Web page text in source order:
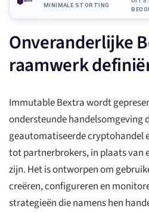
MINIMALE STORTING
Onveranderlijke
raamwerk
Immutable Bextra wordt
ondersteunde handelsomgeving
geautomatiseerde cryptohandel
tot partnerbrokers, in plaats van
zijn. Het is ontworpen om
creëren, configureren en
strategieën die namens hen